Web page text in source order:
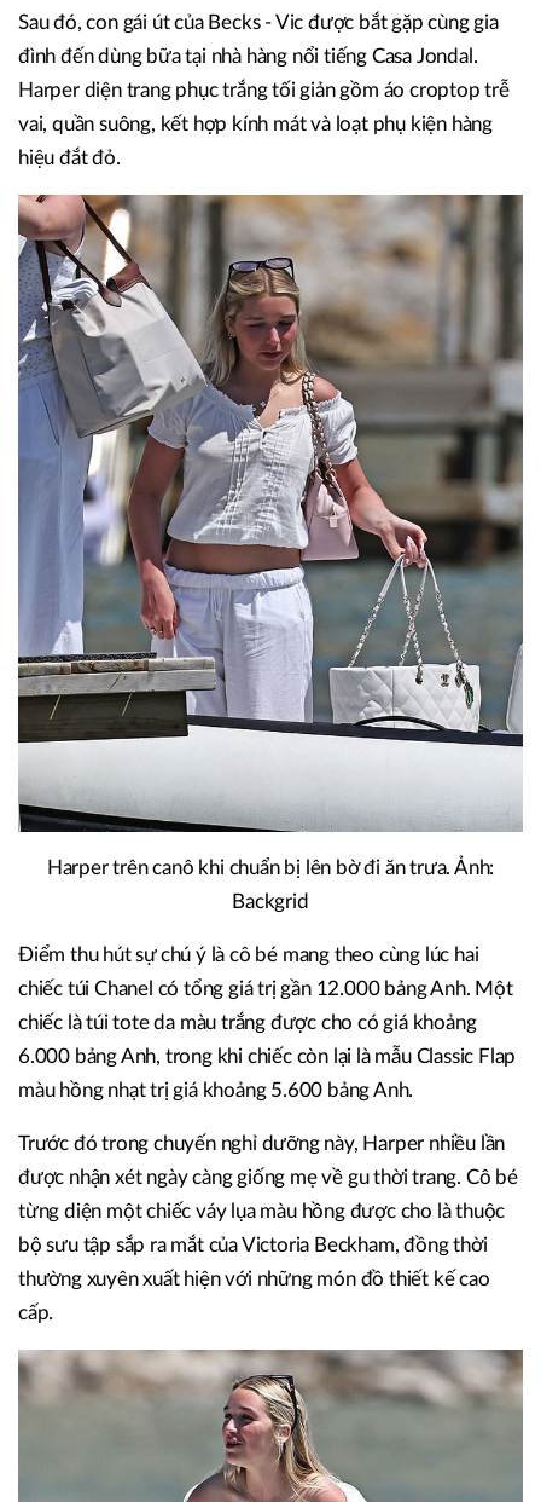
Sau đó, con gái út của Becks - Vic được bắt gặp cùng gia
đình đến dùng bữa tại nhà hàng nổi tiếng Casa Jondal.
Harper diện trang phục trắng tối giản gồm áo croptop trễ
vai, quần suông, kết hợp kính mát và loạt phụ kiện hàng
hiệu đắt đỏ.
Harper trên canô khi chuẩn bị lên bờ đi ăn trưa. Ảnh:
Backgrid
Điểm thu hút sự chú ý là cô bé mang theo cùng lúc hai
chiếc túi Chanel có tổng giá trị gần 12.000 bảng Anh. Một
chiếc là túi tote da màu trắng được cho có giá khoảng
6.000 bảng Anh, trong khi chiếc còn lại là mẫu Classic Flap
màu hồng nhạt trị giá khoảng 5.600 bảng Anh.
Trước đó trong chuyến nghỉ dưỡng này, Harper nhiều lần
được nhận xét ngày càng giống mẹ về gu thời trang. Cô bé
từng diện một chiếc váy lụa màu hồng được cho là thuộc
bộ sưu tập sắp ra mắt của Victoria Beckham, đồng thời
thường xuyên xuất hiện với những món đồ thiết kế cao
cấp.